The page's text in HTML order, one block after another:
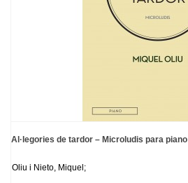
Al·legories de tardor – Microludis para piano
Oliu i Nieto, Miquel;